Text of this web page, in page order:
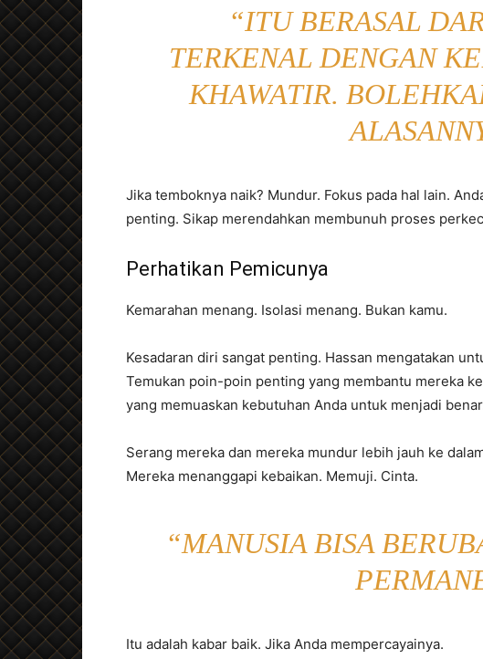
“ITU BERASAL
TERKENAL DENGAN
KHAWATIR.
Jika temboknya naik? Mundur. Fokus pada hal lain.
penting. Sikap merendahkan membunuh proses
Perhatikan Pemicunya
Kemarahan menang. Isolasi menang. Bukan kamu.
Kesadaran diri sangat penting. Hassan mengatakan
Temukan poin-poin penting yang membantu mereka
yang memuaskan kebutuhan Anda untuk menjadi
Serang mereka dan mereka mundur lebih jauh ke
Mereka menanggapi kebaikan. Memuji. Cinta.
“MANUSIA BISA
Itu adalah kabar baik. Jika Anda mempercayainya.